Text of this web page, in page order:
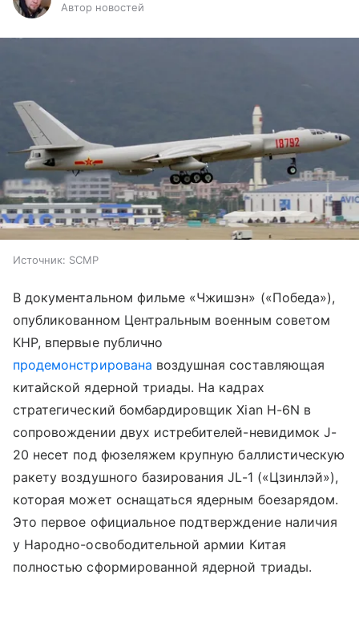
Автор новостей
Источник: SCMP
В документальном фильме «Чжишэн» («Победа»),
опубликованном Центральным военным советом
КНР, впервые публично
продемонстрирована воздушная составляющая
китайской ядерной триады. На кадрах
стратегический бомбардировщик Xian H-6N в
сопровождении двух истребителей-невидимок J-
20 несет под фюзеляжем крупную баллистическую
ракету воздушного базирования JL-1 («Цзинлэй»),
которая может оснащаться ядерным боезарядом.
Это первое официальное подтверждение наличия
у Народно-освободительной армии Китая
полностью сформированной ядерной триады.